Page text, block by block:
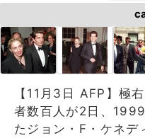
【11月3日 AFP】極
者数百人が2日、
たジョン・F・ケネデ